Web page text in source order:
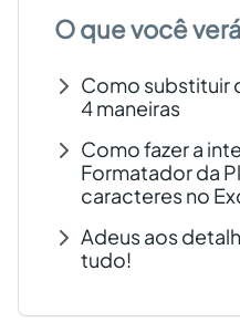
O que você
Como substituir
4 maneiras
Como fazer a
Formatador da
caracteres no
Adeus aos
tudo!